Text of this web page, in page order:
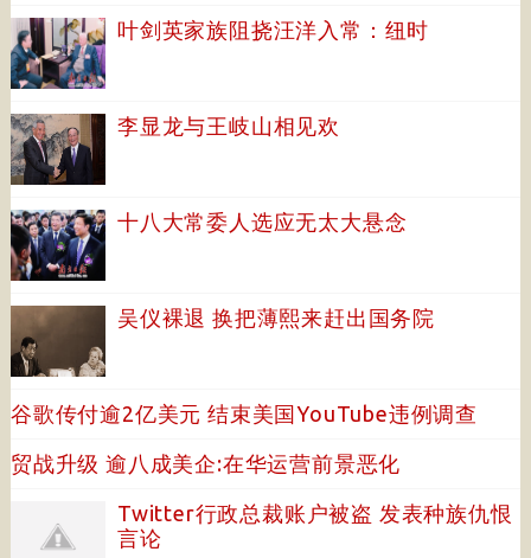
叶剑英家族阻挠汪洋入常：纽时
李显龙与王岐山相见欢
十八大常委人选应无太大悬念
吴仪裸退 换把薄熙来赶出国务院
谷歌传付逾2亿美元 结束美国YouTube违例调查
贸战升级 逾八成美企:在华运营前景恶化
Twitter行政总裁账户被盗 发表种族仇恨
言论